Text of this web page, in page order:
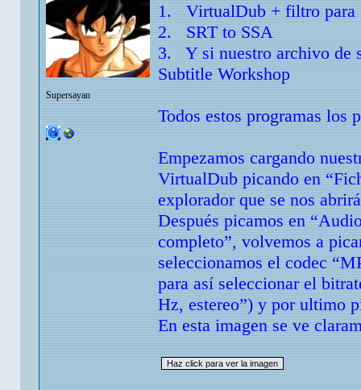
Supersayan
1. VirtualDub + filtro para
2. SRT to SSA
3. Y si nuestro archivo de
Subtitle Workshop
Todos estos programas los
Empezamos cargando
VirtualDub picando en
explorador que se nos
Después picamos en
completo”, volvemos a
seleccionamos el codec
para así seleccionar el
Hz, estereo”) y por ultimo
En esta imagen se ve